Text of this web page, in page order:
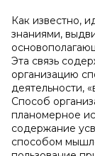
Как известно,
знаниями,
Эта связь
организацию
деятельности,
Способ
планомерное
содержание
способом